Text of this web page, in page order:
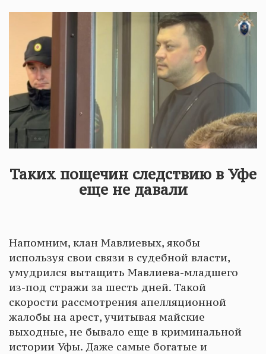
Таких пощечин следствию в Уфе
еще не давали
Напомним, клан Мавлиевых, якобы
используя свои связи в судебной власти,
умудрился вытащить Мавлиева-младшего
из-под стражи за шесть дней. Такой
скорости рассмотрения апелляционной
жалобы на арест, учитывая майские
выходные, не бывало еще в криминальной
истории Уфы. Даже самые богатые и